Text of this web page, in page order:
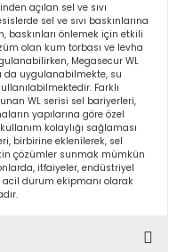
açılan sel ve sıvı
sel ve sıvı baskınlarına
baskınları önlemek için etkili
olan kum torbası ve levha
Megasecur WL
da uygulanabilmekte, su
Farklı
WL serisi sel bariyerleri,
yapılarına göre özel
kolaylığı sağlaması
birbirine eklenilerek, sel
çözümler sunmak mümkün
itfaiyeler, endüstriyel
durum ekipmanı olarak